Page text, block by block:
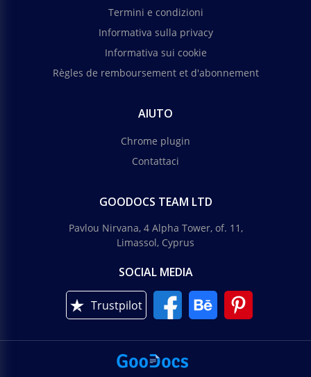
Termini e condizioni
Informativa sulla privacy
Informativa sui cookie
Règles de remboursement et d'abonnement
AIUTO
Chrome plugin
Contattaci
GOODOCS TEAM LTD
Pavlou Nirvana, 4 Alpha Tower, of. 11,
Limassol, Cyprus
SOCIAL MEDIA
Trustpilot